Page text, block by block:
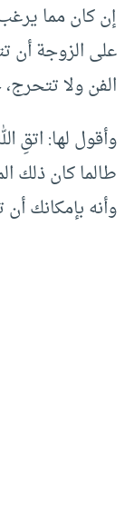
إن كان مما
على الزوجة أن
الفن ولا
وأقول لها: اتقِ
طالما كان ذلك
وأنه بإمكانك أن